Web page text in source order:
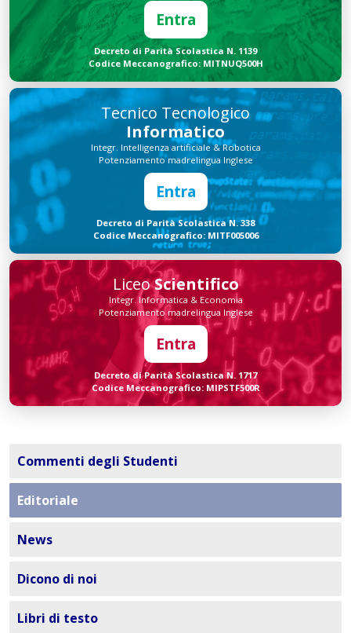
Entra
Decreto di Parità Scolastica N. 1139
Codice Meccanografico: MITNUQ500H
Tecnico Tecnologico
Informatico
Integr. Intelligenza artificiale & Robotica
Potenziamento madrelingua Inglese
Entra
Decreto di Parità Scolastica N. 338
Codice Meccanografico: MITF005006
LiceoScientifico
Integr. Informatica & Economia
Potenziamento madrelingua Inglese
Entra
Decreto di Parità Scolastica N. 1717
Codice Meccanografico: MIPSTF500R
Commenti degli Studenti
Editoriale
News
Dicono di noi
Libri di testo